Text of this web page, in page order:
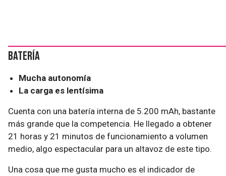
Batería
Mucha autonomía
La carga es lentísima
Cuenta con una batería interna de 5.200 mAh, bastante
más grande que la competencia. He llegado a obtener
21 horas y 21 minutos de funcionamiento a volumen
medio, algo espectacular para un altavoz de este tipo.
Una cosa que me gusta mucho es el indicador de